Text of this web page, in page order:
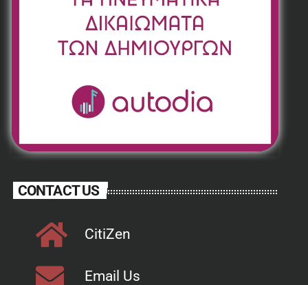
CONTACT US
CitiZen
Email Us